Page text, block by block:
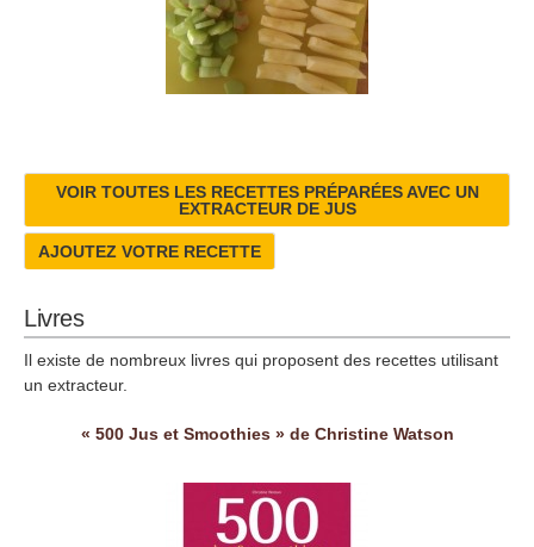
VOIR TOUTES LES RECETTES PRÉPARÉES AVEC UN
EXTRACTEUR DE JUS
AJOUTEZ VOTRE RECETTE
Livres
Il existe de nombreux livres qui proposent des recettes utilisant
un extracteur.
« 500 Jus et Smoothies » de Christine Watson